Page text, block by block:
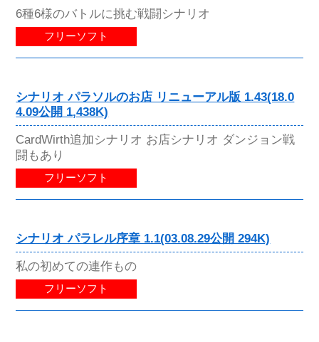
6種6様のバトルに挑む戦闘シナリオ
フリーソフト
シナリオ パラソルのお店 リニューアル版 1.43(18.0
4.09公開 1,438K)
CardWirth追加シナリオ お店シナリオ ダンジョン戦
闘もあり
フリーソフト
シナリオ パラレル序章 1.1(03.08.29公開 294K)
私の初めての連作もの
フリーソフト